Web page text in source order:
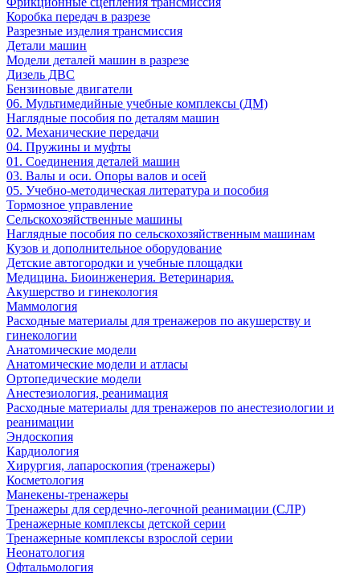
Коробка передач в разрезе
Разрезные изделия трансмиссия
Детали машин
Модели деталей машин в разрезе
Дизель ДВС
Бензиновые двигатели
06. Мультимедийные учебные комплексы (ДМ)
Наглядные пособия по деталям машин
02. Механические передачи
04. Пружины и муфты
01. Соединения деталей машин
03. Валы и оси. Опоры валов и осей
05. Учебно-методическая литература и пособия
Тормозное управление
Сельскохозяйственные машины
Наглядные пособия по сельскохозяйственным машинам
Кузов и дополнительное оборудование
Детские автогородки и учебные площадки
Медицина. Биоинженерия. Ветеринария.
Акушерство и гинекология
Маммология
Расходные материалы для тренажеров по акушерству и
гинекологии
Анатомические модели
Анатомические модели и атласы
Ортопедические модели
Анестезиология, реанимация
Расходные материалы для тренажеров по анестезиологии и
реанимации
Эндоскопия
Кардиология
Хирургия, лапароскопия (тренажеры)
Косметология
Манекены-тренажеры
Тренажеры для сердечно-легочной реанимации (СЛР)
Тренажерные комплексы детской серии
Тренажерные комплексы взрослой серии
Неонатология
Офтальмология